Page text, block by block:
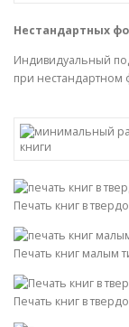
Нестандартных
Индивидуальный
при нестандартном
Печать книг в
Печать книг малым
Печать книг в